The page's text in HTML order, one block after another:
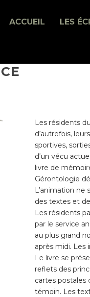
ACCUEIL LES
Les résidents
d’autrefois,
sportives,
d’un vécu
livre de
Gérontologie
L’animation ne
des textes et
Les résidents
par le service
au plus grand
après midi.
Le livre se
reflets des
cartes postales
témoin. Les